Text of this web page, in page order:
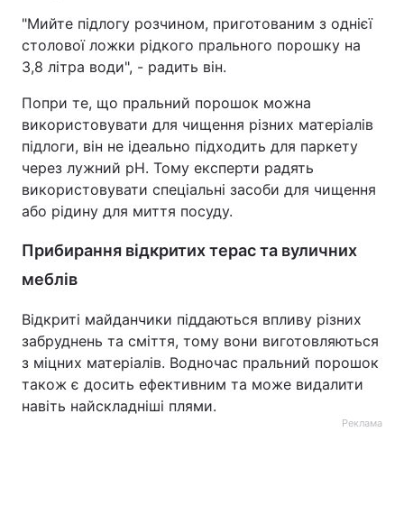
"Мийте підлогу розчином, приготованим з однієї
столової ложки рідкого прального порошку на
3,8 літра води", - радить він.
Попри те, що пральний порошок можна
використовувати для чищення різних матеріалів
підлоги, він не ідеально підходить для паркету
через лужний рН. Тому експерти радять
використовувати спеціальні засоби для чищення
або рідину для миття посуду.
Прибирання відкритих терас та вуличних
меблів
Відкриті майданчики піддаються впливу різних
забруднень та сміття, тому вони виготовляються
з міцних матеріалів. Водночас пральний порошок
також є досить ефективним та може видалити
навіть найскладніші плями.
Реклама